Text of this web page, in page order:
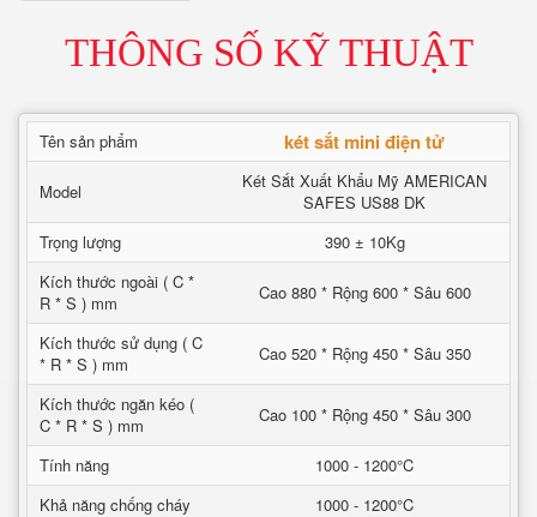
THÔNG SỐ KỸ THUẬT
Tên sản phẩm két sắt mini điện tử
Model
Két Sắt Xuất Khẩu Mỹ AMERICAN
SAFES US88 DK
Trọng lượng
390 ± 10Kg
Kích thước ngoài ( C *
R * S ) mm
Cao 880 * Rộng 600 * Sâu 600
Kích thước sử dụng ( C
* R * S ) mm
Cao 520 * Rộng 450 * Sâu 350
Kích thước ngăn kéo (
C * R * S ) mm
Cao 100 * Rộng 450 * Sâu 300
Tính năng
1000 - 1200°C
Khả năng chống cháy
1000 - 1200°C